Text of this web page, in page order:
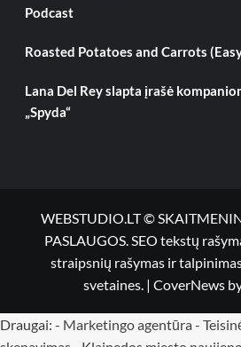
Podcast
Roasted Potatoes and Carrots
Lana Del Rey slapta įrašė
„Spyda“
WEBSTUDIO.LT ©
PASLAUGOS. SEO tekstų
straipsnių rašymas ir
svetaines. | CoverNews
Draugai: - Marketingo agentūra -